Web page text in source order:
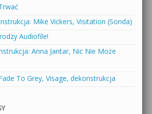
Mike Vickers, Visitation (Sonda)
Audiofile!
Anna Jantar, Nic Nie Może
To Grey, Visage, dekonstrukcja